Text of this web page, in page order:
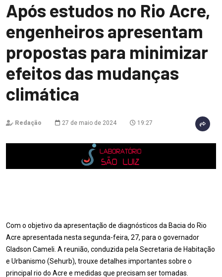
Após estudos no Rio Acre,
engenheiros apresentam
propostas para minimizar
efeitos das mudanças
climática
Redação 27 de maio de 2024 19:27
Com o objetivo da apresentação de diagnósticos da Bacia do Rio
Acre apresentada nesta segunda-feira, 27, para o governador
Gladson Cameli. A reunião, conduzida pela Secretaria de Habitação
e Urbanismo (Sehurb), trouxe detalhes importantes sobre o
principal rio do Acre e medidas que precisam ser tomadas.